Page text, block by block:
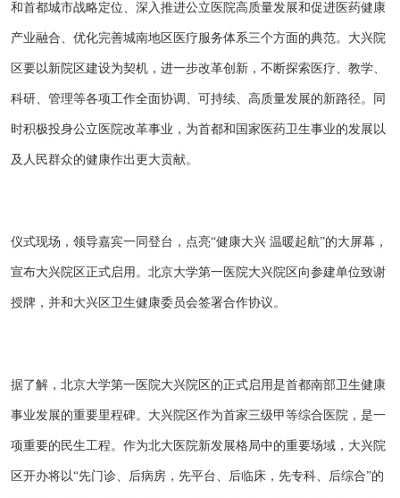
和首都城市战略定位、深入推进公立医院高质量发展和促进医药健康
产业融合、优化完善城南地区医疗服务体系三个方面的典范。大兴院
区要以新院区建设为契机，进一步改革创新，不断探索医疗、教学、
科研、管理等各项工作全面协调、可持续、高质量发展的新路径。同
时积极投身公立医院改革事业，为首都和国家医药卫生事业的发展以
及人民群众的健康作出更大贡献。
仪式现场，领导嘉宾一同登台，点亮“健康大兴 温暖起航”的大屏幕，
宣布大兴院区正式启用。北京大学第一医院大兴院区向参建单位致谢
授牌，并和大兴区卫生健康委员会签署合作协议。
据了解，北京大学第一医院大兴院区的正式启用是首都南部卫生健康
事业发展的重要里程碑。大兴院区作为首家三级甲等综合医院，是一
项重要的民生工程。作为北大医院新发展格局中的重要场域，大兴院
区开办将以“先门诊、后病房，先平台、后临床，先专科、后综合”的